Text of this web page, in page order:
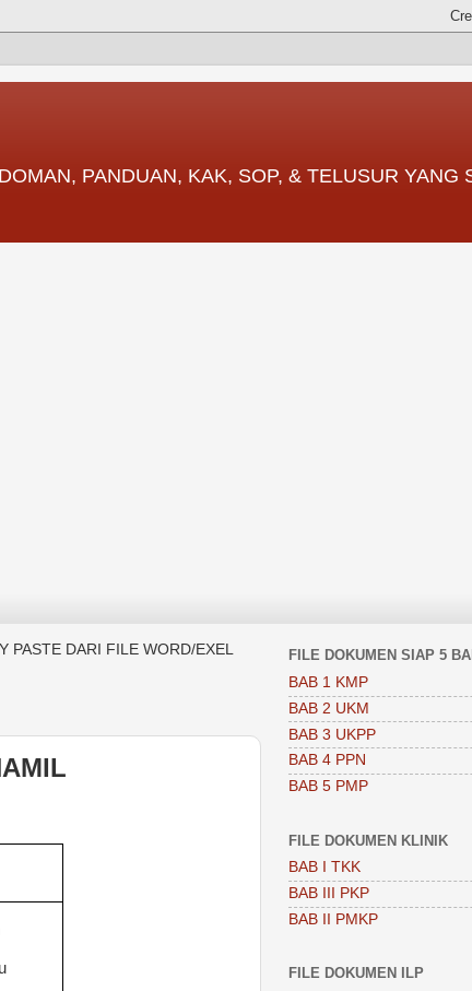
PANDUAN, KAK, SOP, & TELUSUR YANG
PASTE DARI FILE WORD/EXEL
FILE DOKUMEN SIAP 5
BAB 1 KMP
BAB 2 UKM
BAB 3 UKPP
BAB 4 PPN
BAB 5 PMP
FILE DOKUMEN KLINIK
BAB I TKK
BAB III PKP
BAB II PMKP
FILE DOKUMEN ILP